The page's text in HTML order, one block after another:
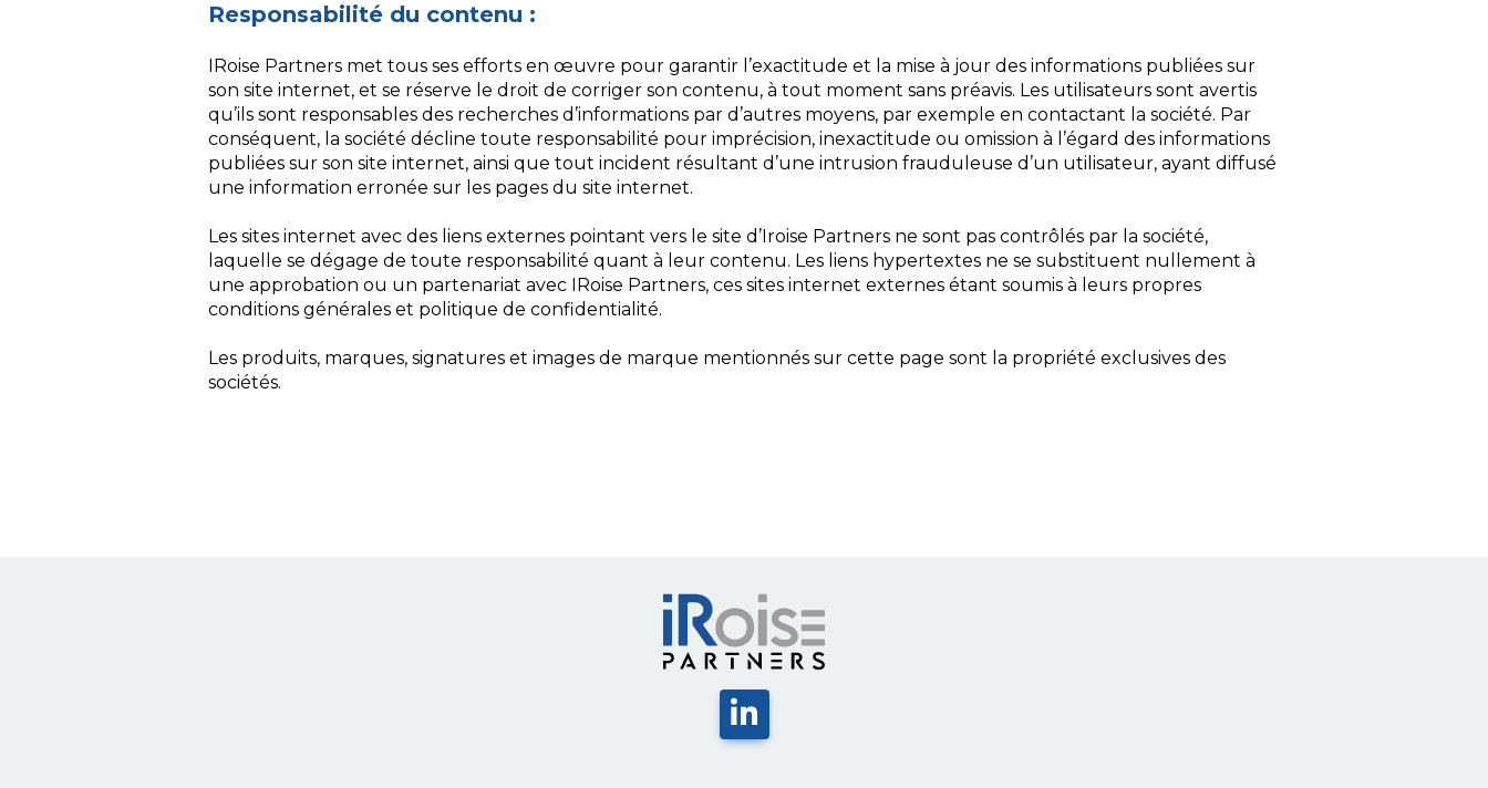
Responsabilité du contenu :
IRoise Partners met tous ses efforts en œuvre pour garantir l’exactitude et la mise à jour des informations publiées sur
son site internet, et se réserve le droit de corriger son contenu, à tout moment sans préavis. Les utilisateurs sont avertis
qu’ils sont responsables des recherches d’informations par d’autres moyens, par exemple en contactant la société. Par
conséquent, la société décline toute responsabilité pour imprécision, inexactitude ou omission à l’égard des informations
publiées sur son site internet, ainsi que tout incident résultant d’une intrusion frauduleuse d’un utilisateur, ayant diffusé
une information erronée sur les pages du site internet.
Les sites internet avec des liens externes pointant vers le site d’Iroise Partners ne sont pas contrôlés par la société,
laquelle se dégage de toute responsabilité quant à leur contenu. Les liens hypertextes ne se substituent nullement à
une approbation ou un partenariat avec IRoise Partners, ces sites internet externes étant soumis à leurs propres
conditions générales et politique de confidentialité.
Les produits, marques, signatures et images de marque mentionnés sur cette page sont la propriété exclusives des
sociétés.